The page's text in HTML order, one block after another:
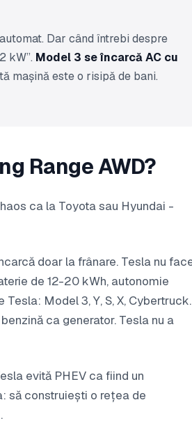
Dar când întrebi despre
kW”. Model 3 se încarcă AC cu
mașină este o risipă de bani.
Range AWD?
ca la Toyota sau Hyundai -
doar la frânare. Tesla nu
de 12-20 kWh, autonomie
Model 3, Y, S, X, Cybertruck.
ca generator. Tesla nu a
evită PHEV ca fiind un
să construiești o rețea de